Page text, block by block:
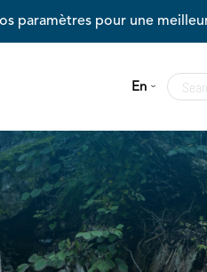
paramètres pour une
En